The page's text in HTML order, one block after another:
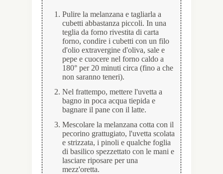
Pulire la melanzana e tagliarla a
cubetti abbastanza piccoli. In una
teglia da forno rivestita di carta
forno, condire i cubetti con un filo
d'olio extravergine d'oliva, sale e
pepe e cuocere nel forno caldo a
180° per 20 minuti circa (fino a che
non saranno teneri).
Nel frattempo, mettere l'uvetta a
bagno in poca acqua tiepida e
bagnare il pane con il latte.
Mescolare la melanzana cotta con il
pecorino grattugiato, l'uvetta scolata
e strizzata, i pinoli e qualche foglia
di basilico spezzettato con le mani e
lasciare riposare per una
mezz'oretta.